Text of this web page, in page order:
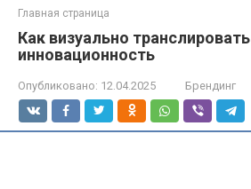
Главная страница
Как визуально транслировать
инновационность
Опубликовано: 12.04.2025 Брендинг